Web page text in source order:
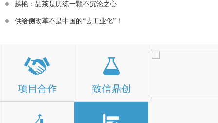
越艳：品茶是历练一颗不沉沦之心
供给侧改革不是中国的“去工业化”！
项目合作 致信鼎创